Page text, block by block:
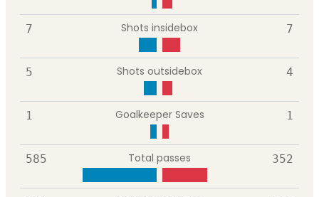
7 Shots insidebox 7
5 Shots outsidebox 4
1 Goalkeeper Saves 1
585 Total passes 352